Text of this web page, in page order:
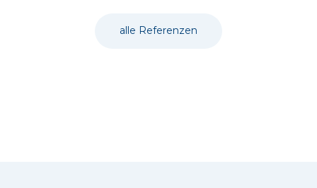
alle Referenzen